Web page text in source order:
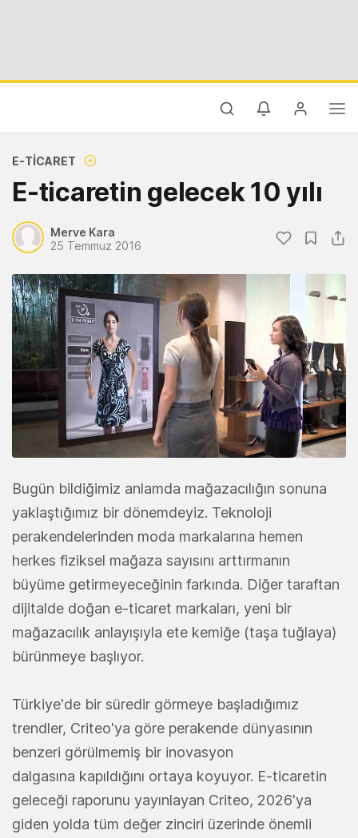
E-TICARET
E-ticaretin gelecek 10 yılı
Merve Kara
25 Temmuz 2016
Bugün bildiğimiz anlamda mağazacılığın sonuna
yaklaştığımız bir dönemdeyiz. Teknoloji
perakendelerinden moda markalarına hemen
herkes fiziksel mağaza sayısını arttırmanın
büyüme getirmeyeceğinin farkında. Diğer taraftan
dijitalde doğan e-ticaret markaları, yeni bir
mağazacılık anlayışıyla ete kemiğe (taşa tuğlaya)
bürünmeye başlıyor.
Türkiye'de bir süredir görmeye başladığımız
trendler, Criteo'ya göre perakende dünyasının
benzeri görülmemiş bir inovasyon
dalgasına kapıldığını ortaya koyuyor. E-ticaretin
geleceği raporunu yayınlayan Criteo, 2026'ya
giden yolda tüm değer zinciri üzerinde önemli